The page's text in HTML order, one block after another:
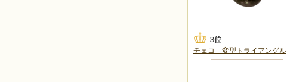
チェコ 変型トライアングル